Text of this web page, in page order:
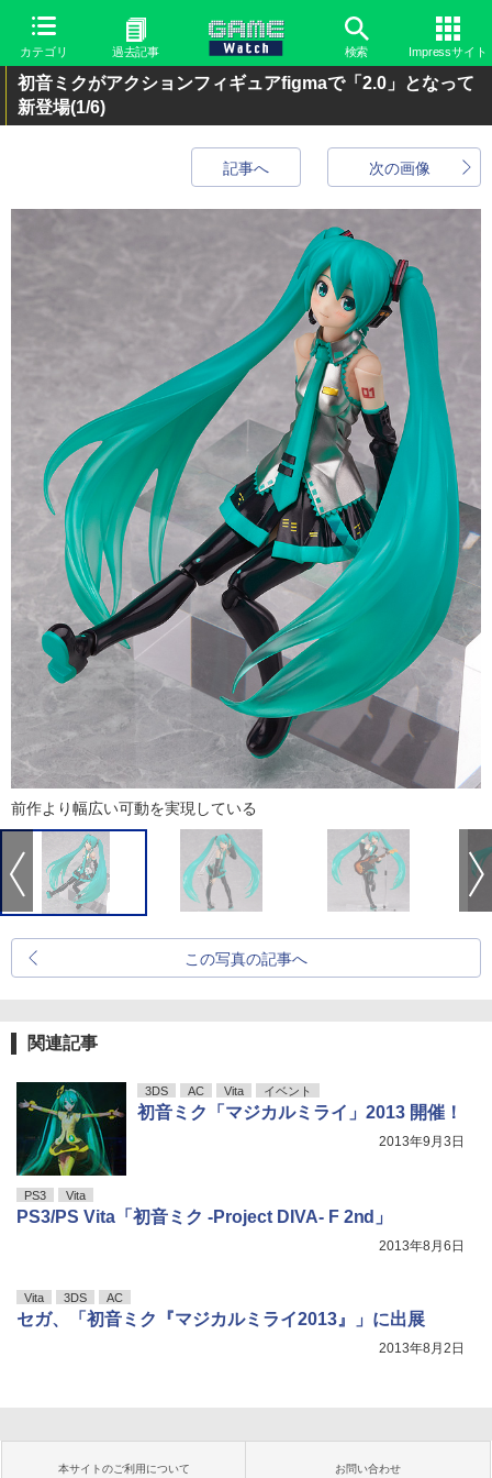
カテゴリ 過去記事 検索 Impressサイト
初音ミクがアクションフィギュアfigmaで「2.0」となって
新登場(1/6)
次の画像
記事へ
前作より幅広い可動を実現している
この写真の記事へ
関連記事
3DS AC Vita イベント
初音ミク「マジカルミライ」2013 開催！
2013年9月3日
PS3 Vita
PS3/PS Vita「初音ミク -Project DIVA- F 2nd」
2013年8月6日
Vita 3DS AC
セガ、「初音ミク『マジカルミライ2013』」に出展
2013年8月2日
本サイトのご利用について お問い合わせ